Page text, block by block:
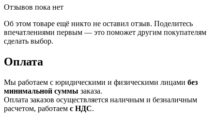
Отзывов пока нет
Об этом товаре ещё никто не оставил отзыв. Поделитесь
впечатлениями первым — это поможет другим покупателям
сделать выбор.
Оплата
Мы работаем с юридическими и физическими лицами без
минимальной суммы заказа.
Оплата заказов осуществляется наличным и безналичным
расчетом, работаем с НДС.